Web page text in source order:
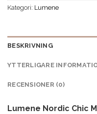
Kategori: Lumene
BESKRIVNING
YTTERLIGARE
RECENSIONER (0)
Lumene Nordic Chic